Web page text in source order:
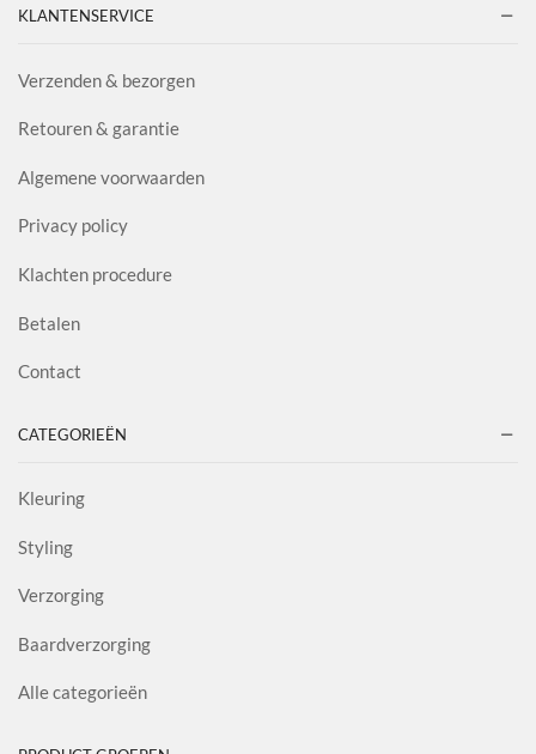
KLANTENSERVICE
Verzenden & bezorgen
Retouren & garantie
Algemene voorwaarden
Privacy policy
Klachten procedure
Betalen
Contact
CATEGORIEËN
Kleuring
Styling
Verzorging
Baardverzorging
Alle categorieën